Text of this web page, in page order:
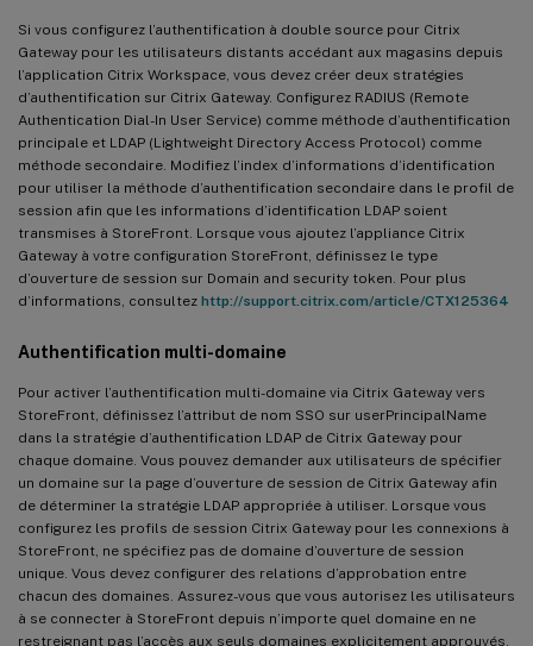
Si vous configurez l’authentification à double source pour Citrix
Gateway pour les utilisateurs distants accédant aux magasins depuis
l’application Citrix Workspace, vous devez créer deux stratégies
d’authentification sur Citrix Gateway. Configurez RADIUS (Remote
Authentication Dial-In User Service) comme méthode d’authentification
principale et LDAP (Lightweight Directory Access Protocol) comme
méthode secondaire. Modifiez l’index d’informations d’identification
pour utiliser la méthode d’authentification secondaire dans le profil de
session afin que les informations d’identification LDAP soient
transmises à StoreFront. Lorsque vous ajoutez l’appliance Citrix
Gateway à votre configuration StoreFront, définissez le type
d’ouverture de session sur Domain and security token. Pour plus
d’informations, consultez http://support.citrix.com/article/CTX125364
Authentification multi-domaine
Pour activer l’authentification multi-domaine via Citrix Gateway vers
StoreFront, définissez l’attribut de nom SSO sur userPrincipalName
dans la stratégie d’authentification LDAP de Citrix Gateway pour
chaque domaine. Vous pouvez demander aux utilisateurs de spécifier
un domaine sur la page d’ouverture de session de Citrix Gateway afin
de déterminer la stratégie LDAP appropriée à utiliser. Lorsque vous
configurez les profils de session Citrix Gateway pour les connexions à
StoreFront, ne spécifiez pas de domaine d’ouverture de session
unique. Vous devez configurer des relations d’approbation entre
chacun des domaines. Assurez-vous que vous autorisez les utilisateurs
à se connecter à StoreFront depuis n’importe quel domaine en ne
restreignant pas l’accès aux seuls domaines explicitement approuvés.